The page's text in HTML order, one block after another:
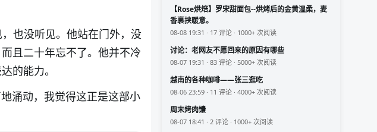
也没听见。他站在门外，没
且二十年忘不了。他并不冷
的能力。
涌动，我觉得这正是这部小
【Rose烘焙】罗宋甜面包--烘烤后的金黄温柔，麦
香裹挟暖意。
08-08 19:31 · 17 评论 · 1000+ 次阅读
讨论：老网友不愿回来的原因有哪些
08-07 19:31 · 83 评论 · 5000+ 次阅读
越南的各种咖啡——张三逛吃
08-06 23:59 · 11 评论 · 4000+ 次阅读
周末烤肉馕
08-07 18:41 · 2 评论 · 1000+ 次阅读